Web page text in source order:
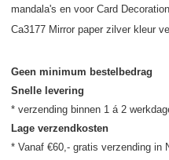
mandala's en voor Card
Ca3177 Mirror paper zilver kleur
Geen minimum bestelbedrag
Snelle levering
Lage verzendkosten
* Vanaf €60,- gratis verzending in